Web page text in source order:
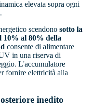
elevata sopra ogni
scendono sotto la
10% al 80% della
consente di alimentare
in una riserva di
L'accumulatore
fornire elettricità alla
inedito